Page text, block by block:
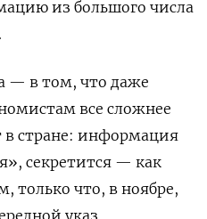
из большого числа
— в том, что даже
все сложнее
в стране: информация
секретится — как
только что, в ноябре,
указ